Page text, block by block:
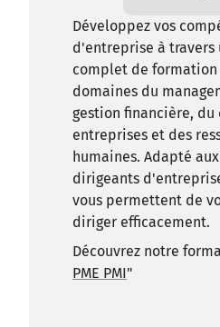
Développez vos
d'entreprise à travers
complet de formation
domaines du
gestion financière, du
entreprises et des
humaines. Adapté
dirigeants
vous permettent de
diriger efficacement.
Découvrez notre
PME PMI"